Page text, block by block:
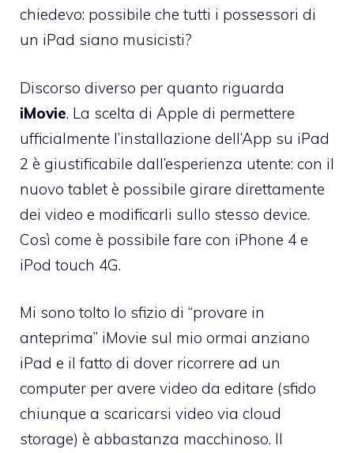
chiedevo: possibile che tutti i possessori di
un iPad siano musicisti?
Discorso diverso per quanto riguarda
iMovie. La scelta di Apple di permettere
ufficialmente l’installazione dell’App su iPad
2 è giustificabile dall’esperienza utente: con il
nuovo tablet è possibile girare direttamente
dei video e modificarli sullo stesso device.
Così come è possibile fare con iPhone 4 e
iPod touch 4G.
Mi sono tolto lo sfizio di “provare in
anteprima” iMovie sul mio ormai anziano
iPad e il fatto di dover ricorrere ad un
computer per avere video da editare (sfido
chiunque a scaricarsi video via cloud
storage) è abbastanza macchinoso. Il